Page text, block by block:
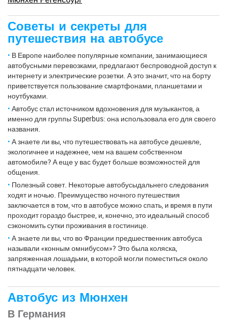
Советы и секреты для
путешествия на автобусе
В Европе наиболее популярные компании, занимающиеся
автобусными перевозками, предлагают беспроводной доступ к
интернету и электрические розетки. А это значит, что на борту
приветствуется пользование смартфонами, планшетами и
ноутбуками.
Автобус стал источником вдохновения для музыкантов, а
именно для группы Superbus: она использовала его для своего
названия.
А знаете ли вы, что путешествовать на автобусе дешевле,
экологичнее и надежнее, чем на вашем собственном
автомобиле? А еще у вас будет больше возможностей для
общения.
Полезный совет. Некоторые автобусыдальнего следования
ходят и ночью. Преимущество ночного путешествия
заключается в том, что в автобусе можно спать, и время в пути
проходит гораздо быстрее, и, конечно, это идеальный способ
сэкономить сутки проживания в гостинице.
А знаете ли вы, что во Франции предшественник автобуса
называли «конным омнибусом»? Это была коляска,
запряженная лошадьми, в которой могли поместиться около
пятнадцати человек.
Автобус из Мюнхен
В Германия